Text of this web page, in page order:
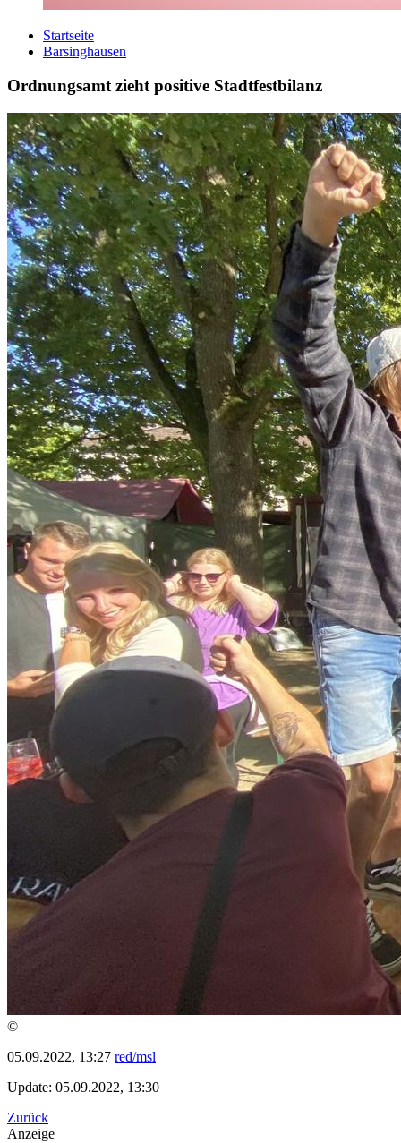
Startseite
Barsinghausen
Ordnungsamt zieht positive Stadtfestbilanz
©
05.09.2022, 13:27 red/msl
Update: 05.09.2022, 13:30
Zurück
Anzeige